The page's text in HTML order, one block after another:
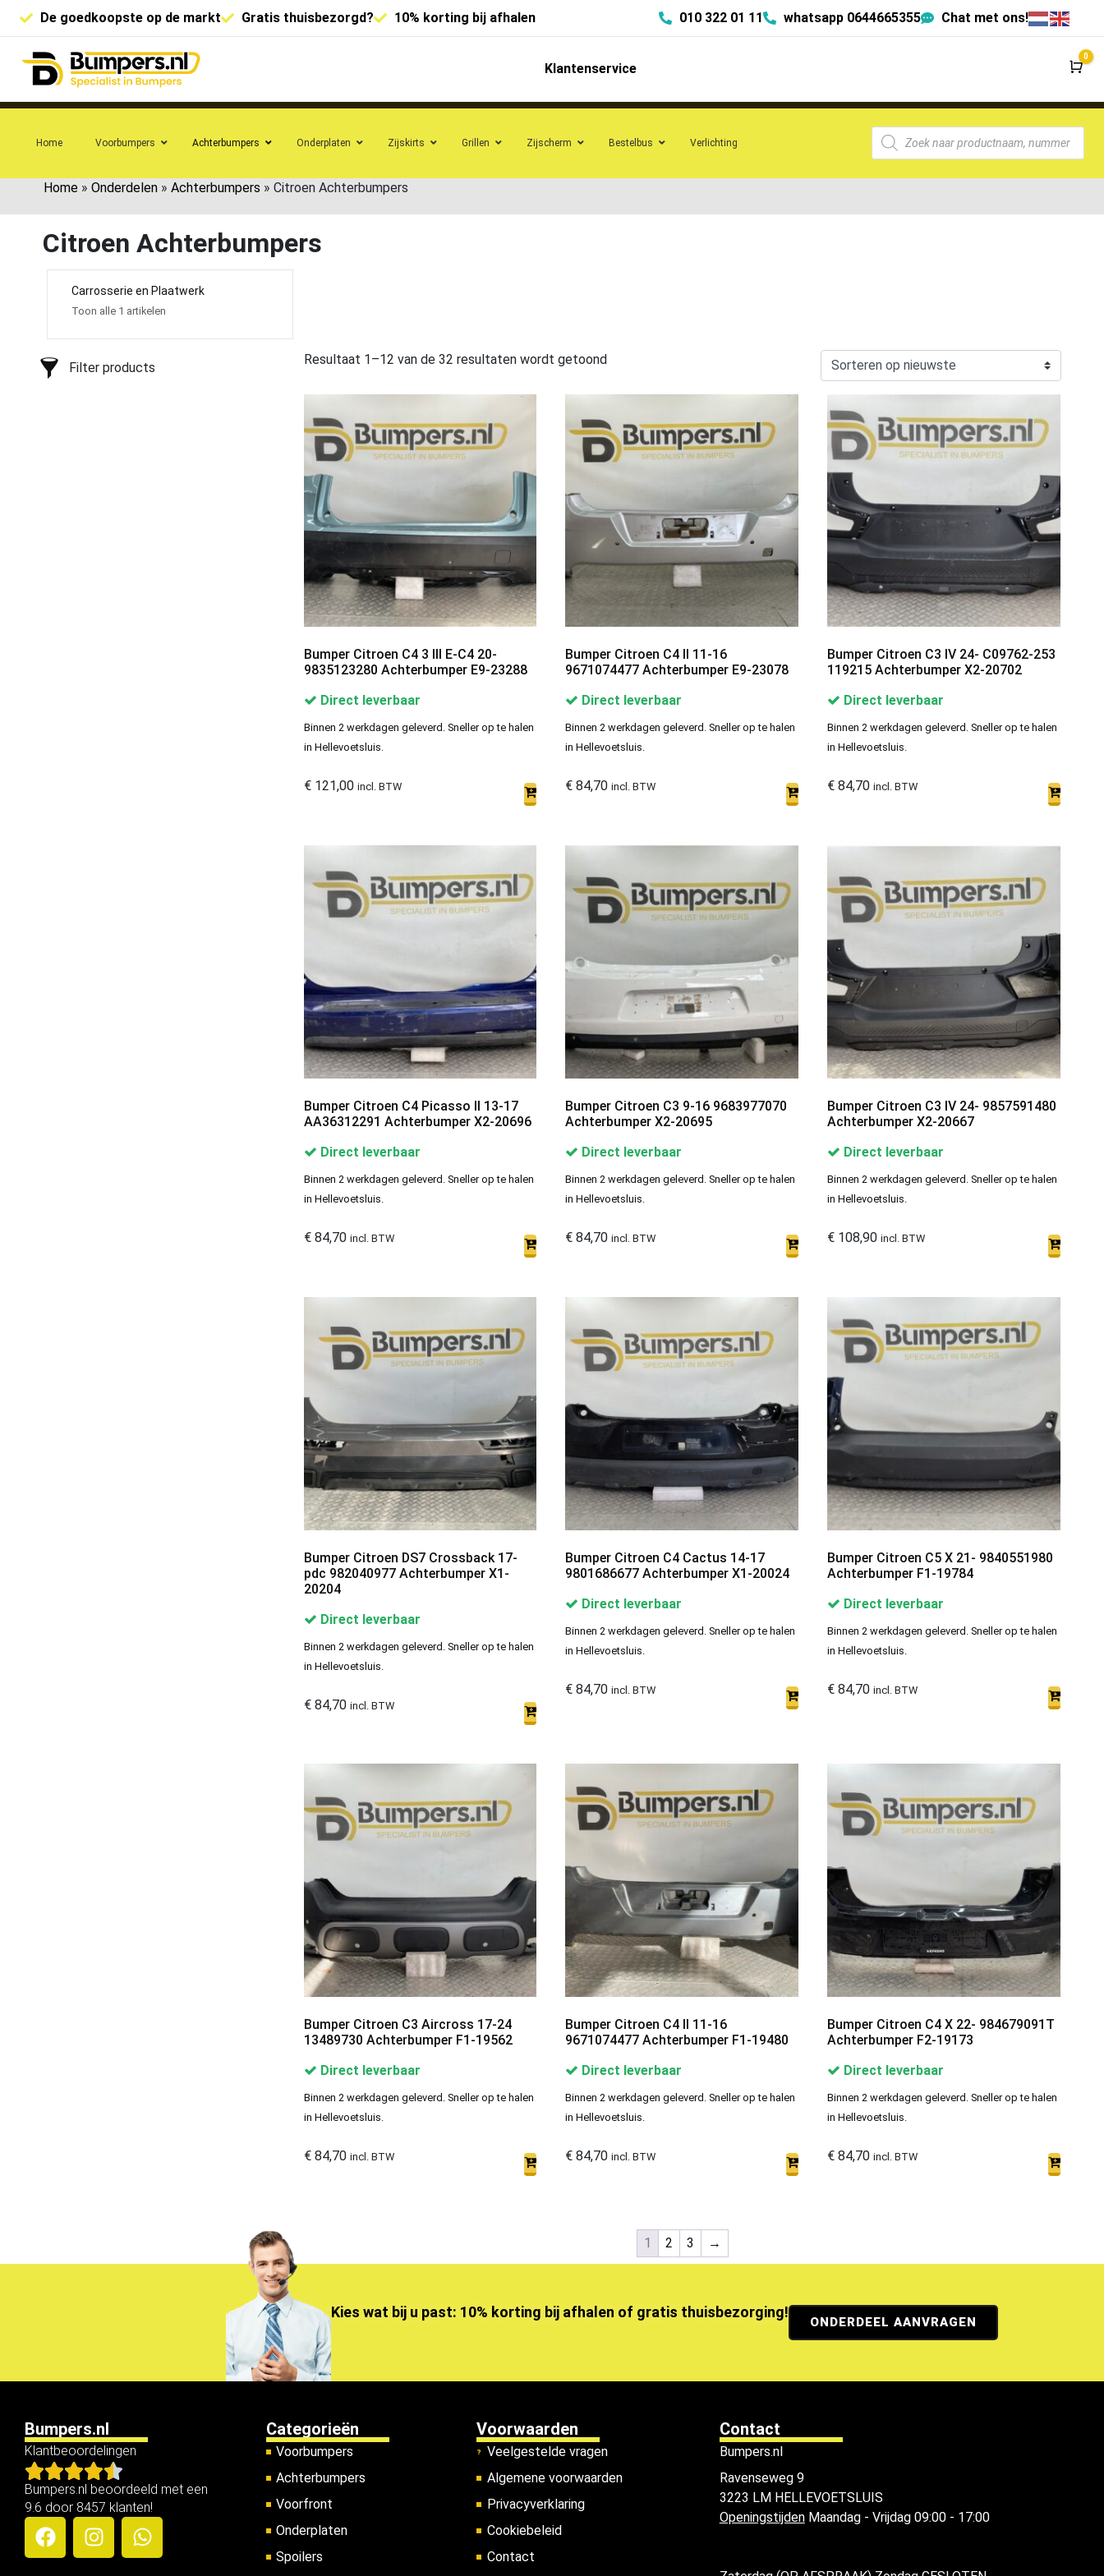
De goedkoopste op de markt Gratis thuisbezorgd? 10% korting bij afhalen 010 322 01 11 whatsapp 0644665355 Chat met ons!
Klantenservice
0
Home Voorbumpers Achterbumpers Onderplaten Zijskirts Grillen Zijscherm Bestelbus Verlichting
Home » Onderdelen » Achterbumpers » Citroen Achterbumpers
Citroen Achterbumpers
Carrosserie en Plaatwerk
Toon alle 1 artikelen
Filter products
Resultaat 1–12 van de 32 resultaten wordt getoond
Bumper Citroen C4 3 III E-C4 20-
9835123280 Achterbumper E9-23288
Direct leverbaar
Binnen 2 werkdagen geleverd. Sneller op te halen
in Hellevoetsluis.
€121,00 incl. BTW
Bumper Citroen C4 II 11-16
9671074477 Achterbumper E9-23078
Direct leverbaar
Binnen 2 werkdagen geleverd. Sneller op te halen
in Hellevoetsluis.
€ 84,70 incl. BTW
Bumper Citroen C3 IV 24- C09762-253
119215 Achterbumper X2-20702
Direct leverbaar
Binnen 2 werkdagen geleverd. Sneller op te halen
in Hellevoetsluis.
€84,70 incl. BTW
Bumper Citroen C4 Picasso II 13-17
AA36312291 Achterbumper X2-20696
Direct leverbaar
Binnen 2 werkdagen geleverd. Sneller op te halen
in Hellevoetsluis.
€84,70 incl. BTW
Bumper Citroen C3 9-16 9683977070
Achterbumper X2-20695
Direct leverbaar
Binnen 2 werkdagen geleverd. Sneller op te halen
in Hellevoetsluis.
€ 84,70 incl. BTW
Bumper Citroen C3 IV 24- 9857591480
Achterbumper X2-20667
Direct leverbaar
Binnen 2 werkdagen geleverd. Sneller op te halen
in Hellevoetsluis.
€108,90 incl. BTW
Bumper Citroen DS7 Crossback 17-
pdc 982040977 Achterbumper X1-
20204
Direct leverbaar
Binnen 2 werkdagen geleverd. Sneller op te halen
in Hellevoetsluis.
€84,70 incl. BTW
Bumper Citroen C4 Cactus 14-17
9801686677 Achterbumper X1-20024
Direct leverbaar
Binnen 2 werkdagen geleverd. Sneller op te halen
in Hellevoetsluis.
€ 84,70 incl. BTW
Bumper Citroen C5 X 21- 9840551980
Achterbumper F1-19784
Direct leverbaar
Binnen 2 werkdagen geleverd. Sneller op te halen
in Hellevoetsluis.
€84,70 incl. BTW
Bumper Citroen C3 Aircross 17-24
13489730 Achterbumper F1-19562
Direct leverbaar
Binnen 2 werkdagen geleverd. Sneller op te halen
in Hellevoetsluis.
€84,70 incl. BTW
Bumper Citroen C4 II 11-16
9671074477 Achterbumper F1-19480
Direct leverbaar
Binnen 2 werkdagen geleverd. Sneller op te halen
in Hellevoetsluis.
€ 84,70 incl. BTW
Bumper Citroen C4 X 22- 984679091T
Achterbumper F2-19173
Direct leverbaar
Binnen 2 werkdagen geleverd. Sneller op te halen
in Hellevoetsluis.
€84,70 incl. BTW
1 2 3 →
Kies wat bij u past: 10% korting bij afhalen of gratis thuisbezorging!
ONDERDEEL AANVRAGEN
Bumpers.nl
Klantbeoordelingen
Bumpers.nl beoordeeld met een
9.6 door 8457 klanten!
Categorieën
Voorbumpers
Achterbumpers
Voorfront
Onderplaten
Spoilers
Voorwaarden
Veelgestelde vragen
Algemene voorwaarden
Privacyverklaring
Cookiebeleid
Contact
Contact
Bumpers.nl
Ravenseweg 9
3223 LM HELLEVOETSLUIS
OpeningstijdenMaandag - Vrijdag 09:00 - 17:00